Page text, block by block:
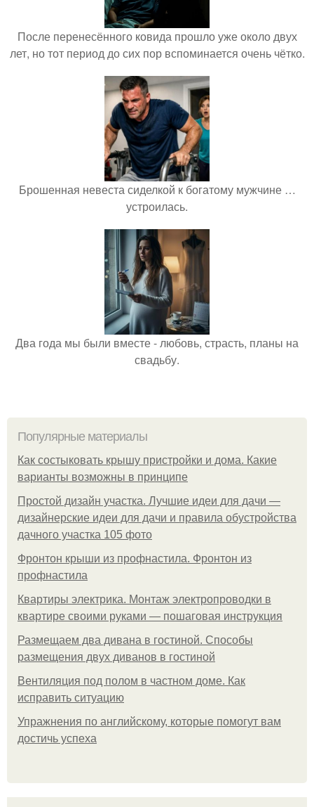
После перенесённого ковида прошло уже около двух
лет, но тот период до сих пор вспоминается очень чётко.
Брошенная невеста сиделкой к богатому мужчине …
устроилась.
Два года мы были вместе - любовь, страсть, планы на
свадьбу.
Популярные материалы
Как состыковать крышу пристройки и дома. Какие
варианты возможны в принципе
Простой дизайн участка. Лучшие идеи для дачи —
дизайнерские идеи для дачи и правила обустройства
дачного участка 105 фото
Фронтон крыши из профнастила. Фронтон из
профнастила
Квартиры электрика. Монтаж электропроводки в
квартире своими руками — пошаговая инструкция
Размещаем два дивана в гостиной. Способы
размещения двух диванов в гостиной
Вентиляция под полом в частном доме. Как
исправить ситуацию
Упражнения по английскому, которые помогут вам
достичь успеха